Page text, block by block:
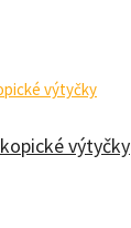
výtyčky